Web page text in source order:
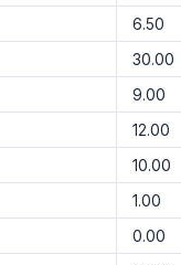
6.50
30.00
9.00
12.00
10.00
1.00
0.00